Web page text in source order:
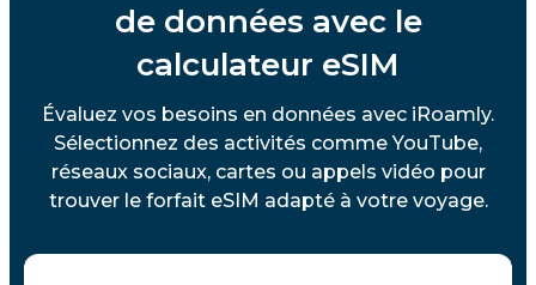
de données avec le
calculateur eSIM
Évaluez vos besoins en données avec iRoamly.
Sélectionnez des activités comme YouTube,
réseaux sociaux, cartes ou appels vidéo pour
trouver le forfait eSIM adapté à votre voyage.